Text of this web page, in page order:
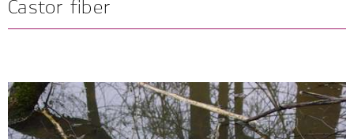
Castor fiber